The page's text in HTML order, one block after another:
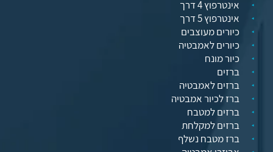
אינטרפוץ 4 דרך
אינטרפוץ 5 דרך
כיורים מעוצבים
כיורים לאמבטיה
כיור מונח
ברזים
ברזים לאמבטיה
ברז לכיור אמבטיה
ברזים למטבח
ברזים למקלחת
ברז מטבח נשלף